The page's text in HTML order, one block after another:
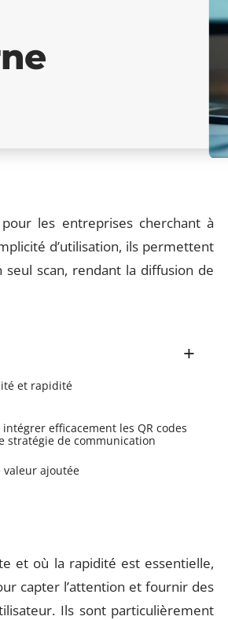
les entreprises cherchant à
d’utilisation, ils permettent
scan, rendant la diffusion de
et rapidité
efficacement les QR codes
stratégie de communication
ajoutée
et où la rapidité est essentielle,
capter l’attention et fournir des
Ils sont particulièrement